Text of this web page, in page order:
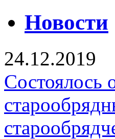
Новости
24.12.2019
Состоялось